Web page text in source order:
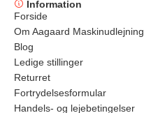
Information
Forside
Om Aagaard Maskinudlejning
Blog
Ledige stillinger
Returret
Fortrydelsesformular
Handels- og lejebetingelser